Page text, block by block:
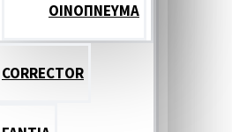
ΟΙΝΟΠΝΕΥΜΑ
CORRECTOR